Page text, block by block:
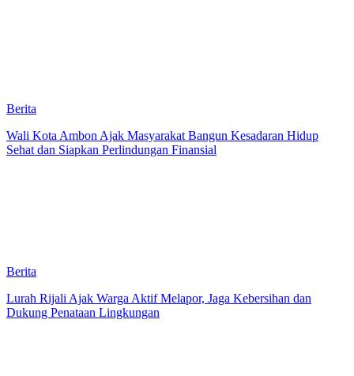
Berita
Wali Kota Ambon Ajak Masyarakat Bangun Kesadaran Hidup
Sehat dan Siapkan Perlindungan Finansial
Berita
Lurah Rijali Ajak Warga Aktif Melapor, Jaga Kebersihan dan
Dukung Penataan Lingkungan